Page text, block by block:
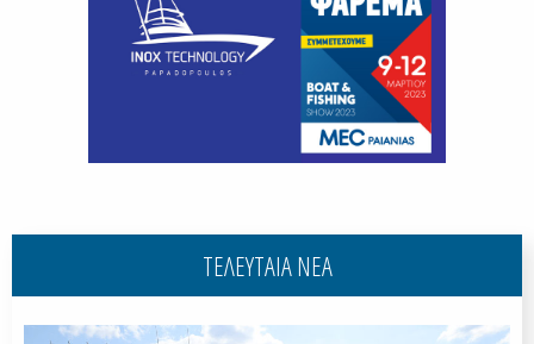
ΤΕΛΕΥΤΑΙΑ ΝΕΑ